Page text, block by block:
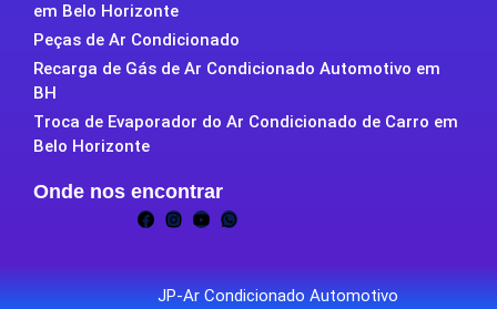
em Belo Horizonte
Peças de Ar Condicionado
Recarga de Gás de Ar Condicionado Automotivo em
BH
Troca de Evaporador do Ar Condicionado de Carro em
Belo Horizonte
Onde nos encontrar
JP-Ar Condicionado Automotivo